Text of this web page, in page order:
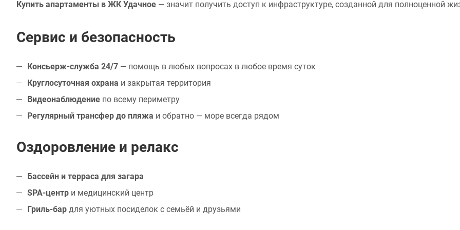
Купить апартаменты в ЖК Удачное — значит получить доступ к инфраструктуре, созданной для полноценной
Сервис и безопасность
Консьерж-служба 24/7 — помощь в любых вопросах в любое время суток
Круглосуточная охрана и закрытая территория
Видеонаблюдение по всему периметру
Регулярный трансфер до пляжа и обратно — море всегда рядом
Оздоровление и релакс
Бассейн и терраса для загара
SPA-центр и медицинский центр
Гриль-бар для уютных посиделок с семьёй и друзьями